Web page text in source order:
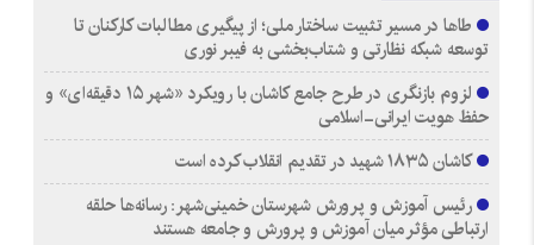
طاها در مسیر تثبیت ساختار ملی؛ از پیگیری مطالبات کارکنان تا
توسعه شبکه نظارتی و شتاب‌بخشی به فیبر نوری
لزوم بازنگری در طرح جامع کاشان با رویکرد «شهر ۱۵ دقیقه‌ای» و
حفظ هویت ایرانی-اسلامی
کاشان ۱۸۳۵ شهید در تقدیم انقلاب کرده است
رئیس آموزش و پرورش شهرستان خمینی‌شهر: رسانه‌ها حلقه
ارتباطی مؤثر میان آموزش و پرورش و جامعه هستند